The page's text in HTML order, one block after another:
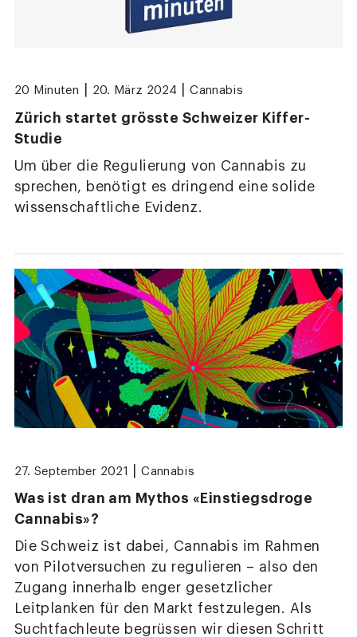
20 Minuten 20. März 2024 Cannabis
Zürich startet grösste Schweizer Kiffer-
Studie
Um über die Regulierung von Cannabis zu
sprechen, benötigt es dringend eine solide
wissenschaftliche Evidenz.
27. September 2021 Cannabis
Was ist dran am Mythos «Einstiegsdroge
Cannabis»?
Die Schweiz ist dabei, Cannabis im Rahmen
von Pilotversuchen zu regulieren – also den
Zugang innerhalb enger gesetzlicher
Leitplanken für den Markt festzulegen. Als
Suchtfachleute begrüssen wir diesen Schritt